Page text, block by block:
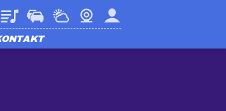
PlaylistVerkehrWetterWebcamMein harmony